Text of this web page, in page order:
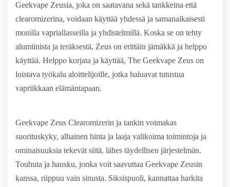
Geekvape Zeusia, joka on saatavana sekä tankkeina että
clearomizerina, voidaan käyttää yhdessä ja samanaikaisesti
monilla vapriallasseilla ja yhdistelmillä. Koska se on tehty
alumiinista ja teräksestä, Zeus on erittäin jämäkkä ja helppo
käyttää. Helppo korjata ja käyttää, The Geekvape Zeus on
loistava työkalu aloittelijoille, jotka haluavat tutustua
vapriikkaan elämäntapaan.
Geekvape Zeus Clearomizerin ja tankin voimakas
suorituskyky, alhainen hinta ja laaja valikoima toimintoja ja
ominaisuuksia tekevät siitä, lähes täydellisen järjestelmän.
Touhuta ja hausku, jonka voit saavuttaa Geekvape Zeusin
kanssa, riippuu vain sinusta. Siksispuoli, kannattaa harkita